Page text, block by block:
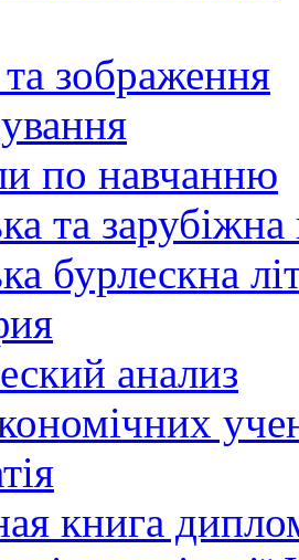
зображення
по навчанню
та зарубіжна
бурлескна
анализ
книга